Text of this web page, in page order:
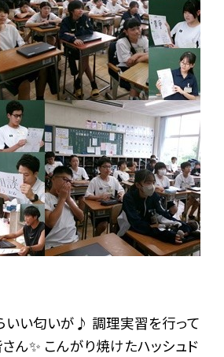
いい匂いが♪ 調理実習を行って
ん✨ こんがり焼けたハッシュド